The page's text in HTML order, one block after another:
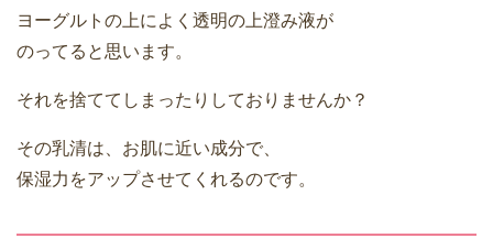
ヨーグルトの上によく透明の上澄み液が
のってると思います。
それを捨ててしまったりしておりませんか？
その乳清は、お肌に近い成分で、
保湿力をアップさせてくれるのです。